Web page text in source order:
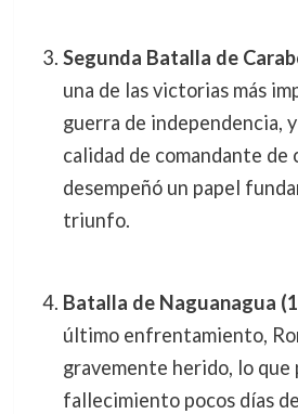
Segunda Batalla de
una de las victorias más
guerra de independencia,
calidad de comandante de
desempeñó un papel
triunfo.
Batalla de Naguanagua
último enfrentamiento,
gravemente herido, lo que
fallecimiento pocos días